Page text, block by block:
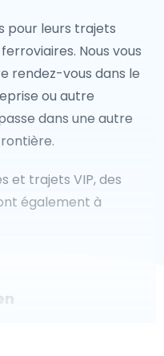
pour leurs trajets
Nous vous
rendez-vous dans le
ou autre
dans une autre
et trajets VIP, des
également à